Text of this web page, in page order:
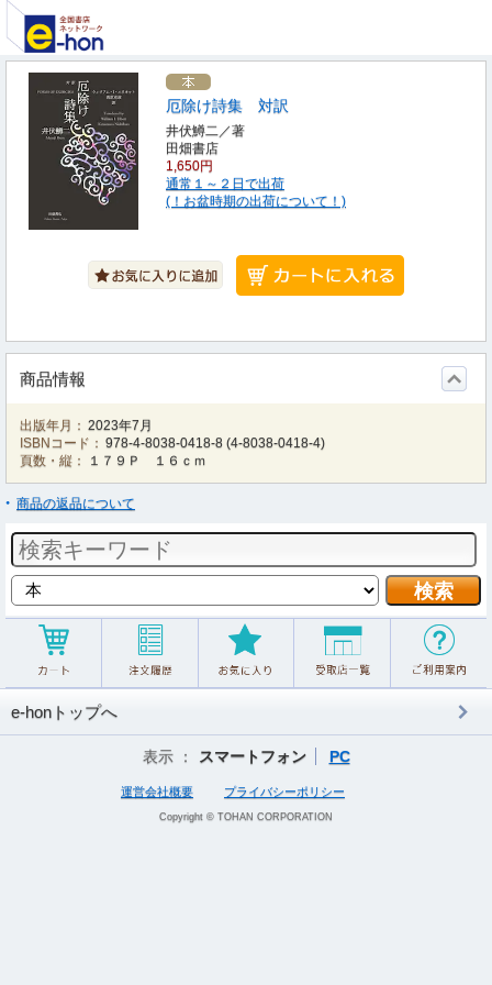
厄除け詩集 対訳
井伏鱒二／著
田畑書店
1,650円
通常１～２日で出荷
(！お盆時期の出荷について！)
商品情報
出版年月： 2023年7月
ISBNコード： 978-4-8038-0418-8 (4-8038-0418-4)
頁数・縦：
１７９Ｐ １６ｃｍ
商品の返品について
e-honトップへ
表示 ： スマートフォン PC
運営会社概要 プライバシーポリシー
Copyright © TOHAN CORPORATION